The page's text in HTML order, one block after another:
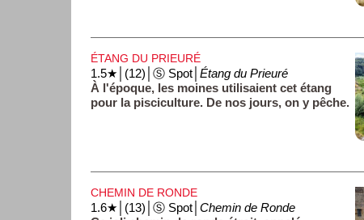
ÉTANG DU PRIEURÉ
1.5★│(12)│Ⓢ Spot│Étang du Prieuré
À l'époque, les moines utilisaient cet étang
pour la pisciculture. De nos jours, on y pêche.
CHEMIN DE RONDE
1.6★│(13)│Ⓢ Spot│Chemin de Ronde